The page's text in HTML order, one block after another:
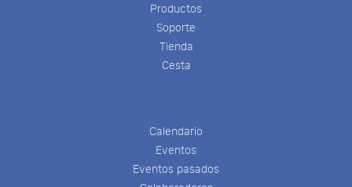
Productos
Soporte
Tienda
Cesta
Calendario
Eventos
Eventos pasados